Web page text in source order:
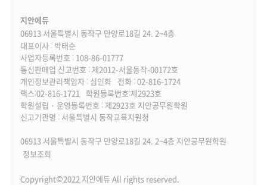
지안에듀
06913 서울특별시 동작구 만양로18길 24. 2~4층
대표이사 : 박태순
사업자등록번호 : 108-86-01777
통신판매업 신고번호 : 제2012-서울동작-00172호
개인정보관리책임자 : 심인화
전화 : 02-816-1724
팩스:02-816-1721
학원등록번호:제2923호
학원설립 · 운영등록번호 : 제2923호 지안공무원학원
신고기관명 : 서울특별시 동작교육지원청
06913 서울특별시 동작구 만양로18길 24. 2~4층 지안공무원학원
정보조회
Copyright©2022 지안에듀 All rights reserved.